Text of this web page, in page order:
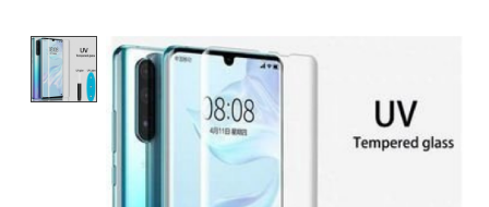
Product image slideshow Items